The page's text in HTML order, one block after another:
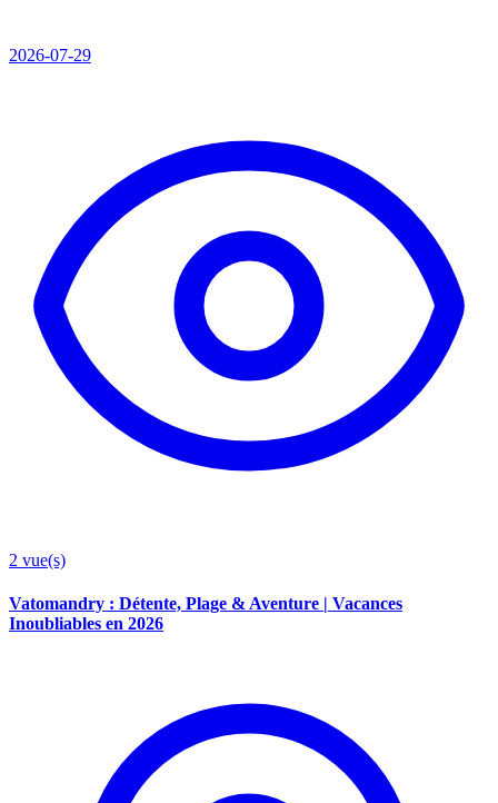
2026-07-29
2 vue(s)
Vatomandry : Détente, Plage & Aventure | Vacances
Inoubliables en 2026